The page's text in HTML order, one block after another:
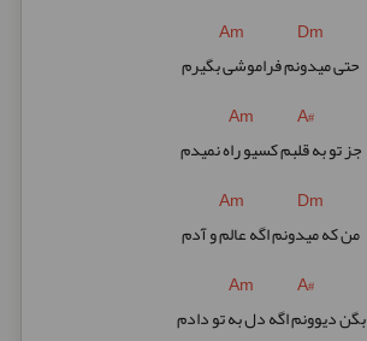
Am Dm
حتی میدونم فراموشی بگیرم
Am A#
جز تو به قلبم کسیو راه نمیدم
Am Dm
من که میدونم اگه عالم و آدم
Am A#
بگن دیوونم اگه دل به تو دادم